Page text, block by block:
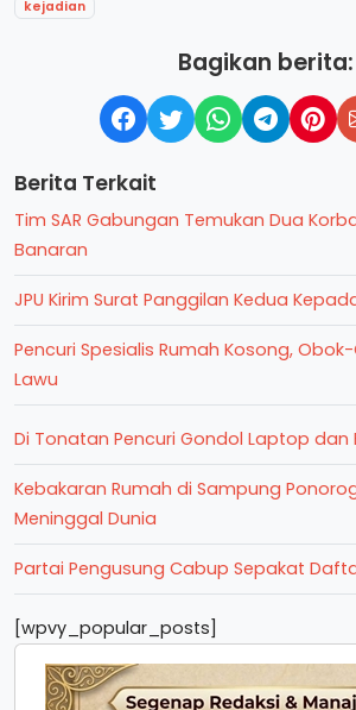
kejadian
Bagikan berita:
Berita Terkait
Tim SAR Gabungan Temukan Dua
Banaran
JPU Kirim Surat Panggilan Kedua
Pencuri Spesialis Rumah Kosong,
Lawu
Di Tonatan Pencuri Gondol Laptop dan
Kebakaran Rumah di Sampung
Meninggal Dunia
Partai Pengusung Cabup Sepakat
[wpvy_popular_posts]